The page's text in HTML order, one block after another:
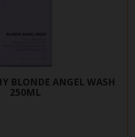
BLONDE ANGEL WASH
250ML